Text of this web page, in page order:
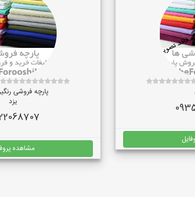
پارچه فروشی
یزد
مشاهده